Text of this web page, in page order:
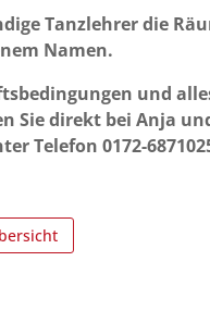
Tanzlehrer die
Namen.
und
Sie direkt bei Anja
Telefon 0172-